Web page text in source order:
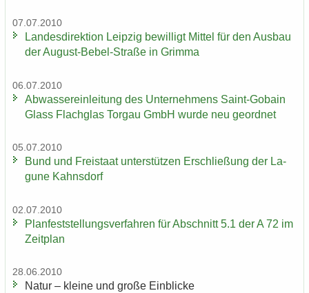
07.07.2010
Lan­des­di­rek­ti­on Leip­zig be­wil­ligt Mit­tel für den Aus­bau
der August-​Bebel-Straße in Grim­ma
06.07.2010
Ab­was­ser­ein­lei­tung des Un­ter­neh­mens Saint-​Gobain
Glass Flach­glas Tor­gau GmbH wurde neu ge­ord­net
05.07.2010
Bund und Frei­staat un­ter­stüt­zen Er­schlie­ßung der La­
gu­ne Kahns­dorf
02.07.2010
Plan­fest­stel­lungs­ver­fah­ren für Ab­schnitt 5.1 der A 72 im
Zeit­plan
28.06.2010
Natur – klei­ne und große Ein­bli­cke